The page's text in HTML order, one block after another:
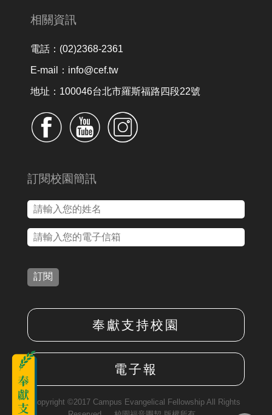
相關資訊
電話：(02)2368-2361
E-mail：info@cef.tw
地址：100046台北市羅斯福路四段22號
訂閱校園簡訊
訂閱
奉獻支持校園
電子報
Copyright ©2017 Campus Evangelical Fellowship All Rights